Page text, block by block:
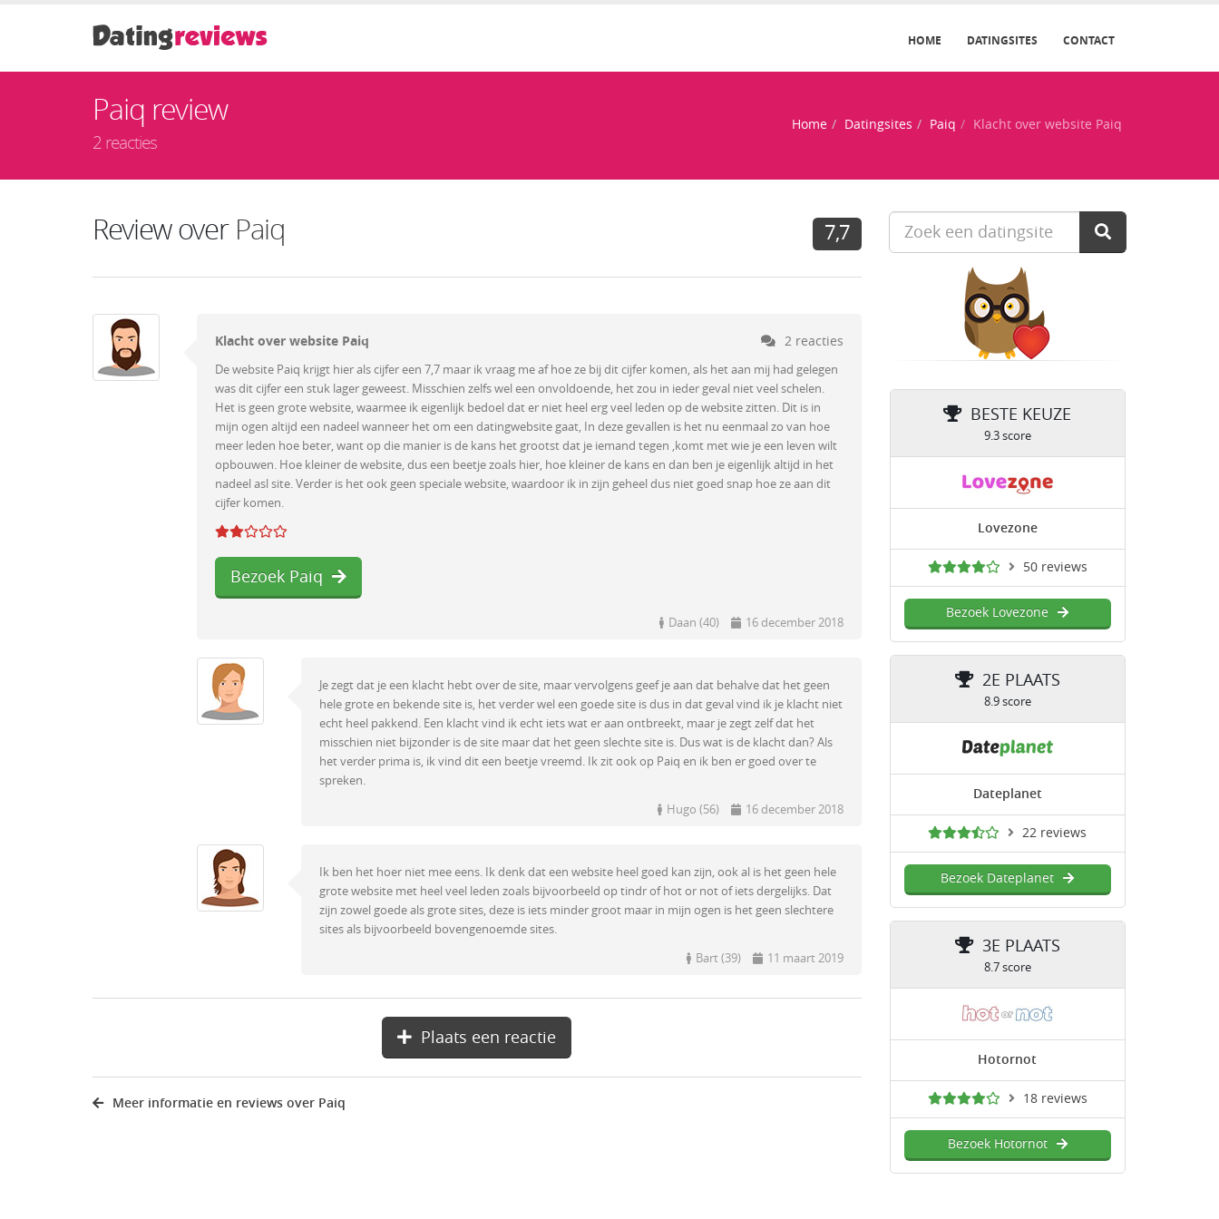
HOME DATINGSITES CONTACT
Paiq review
2 reacties
Home Datingsites Paiq Klacht over website Paiq
Review over Paiq 7,7
Klacht over website Paiq 2 reacties
De website Paiq krijgt hier als cijfer een 7,7 maar ik vraag me af hoe ze bij dit cijfer komen, als het aan mij had gelegen
was dit cijfer een stuk lager geweest. Misschien zelfs wel een onvoldoende, het zou in ieder geval niet veel schelen.
Het is geen grote website, waarmee ik eigenlijk bedoel dat er niet heel erg veel leden op de website zitten. Dit is in
mijn ogen altijd een nadeel wanneer het om een datingwebsite gaat, In deze gevallen is het nu eenmaal zo van hoe
meer leden hoe beter, want op die manier is de kans het grootst dat je iemand tegen ,komt met wie je een leven wilt
opbouwen. Hoe kleiner de website, dus een beetje zoals hier, hoe kleiner de kans en dan ben je eigenlijk altijd in het
nadeel asl site. Verder is het ook geen speciale website, waardoor ik in zijn geheel dus niet goed snap hoe ze aan dit
cijfer komen.
Bezoek Paiq
Daan (40) 16 december 2018
Je zegt dat je een klacht hebt over de site, maar vervolgens geef je aan dat behalve dat het geen
hele grote en bekende site is, het verder wel een goede site is dus in dat geval vind ik je klacht niet
echt heel pakkend. Een klacht vind ik echt iets wat er aan ontbreekt, maar je zegt zelf dat het
misschien niet bijzonder is de site maar dat het geen slechte site is. Dus wat is de klacht dan? Als
het verder prima is, ik vind dit een beetje vreemd. Ik zit ook op Paiq en ik ben er goed over te
spreken.
Hugo (56) 16 december 2018
Ik ben het hoer niet mee eens. Ik denk dat een website heel goed kan zijn, ook al is het geen hele
grote website met heel veel leden zoals bijvoorbeeld op tindr of hot or not of iets dergelijks. Dat
zijn zowel goede als grote sites, deze is iets minder groot maar in mijn ogen is het geen slechtere
sites als bijvoorbeeld bovengenoemde sites.
Bart (39) 11 maart 2019
Plaats een reactie
Meer informatie en reviews over Paiq
BESTE KEUZE
9.3 score
Lovezone
50 reviews
Bezoek Lovezone
2E PLAATS
8.9 score
Dateplanet
22 reviews
Bezoek Dateplanet
3E PLAATS
8.7 score
Hotornot
18 reviews
Bezoek Hotornot